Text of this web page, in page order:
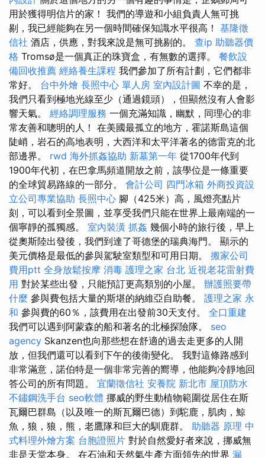
用於獲得明信片的家！ 我們的導遊和小組負責人無可挑
剔，我已經能夠在另一個時間確保知識水平很高！ 基隆徵
信社 酒店，供應，對我來說是無可挑剔的。 查ip 助聽器價
格 Tromsø是一個真正的珠寶盒，有無數的選擇。 餐飲設
備回收推薦 經絡養生課程 我們參加了所有計劃，它們都非
常好。 台中外燴 長照中心 單人房 室內設計圖 不幸的是，
我們只看到極地光線至少（通過鏡頭），但顯然沒有人會影
響天氣。 經絡調理服務 一個充滿知識，幽默，同理心的非
常友善和聰明的人！ 在美國最孤立的地方，霍諾斯島這個
陡峭，岩石的高地表明，大西洋和太平洋著名的德雷克的北
部邊界。 rwd 海外抓姦協助 新墓第一年 從1700年代到
1900年代初，在巴拿馬頻道開放之前，該學位是一條重要
的全球貿易路線的一部分。 會計公司 四門冰箱 外商投資設
立公司專業協助 長照中心 腳（425米）高，風燈亮點片
刻，可以看到全景圖，並享受我們只能在世界上最南端的一
個寧靜的孤獨感。 室內裝潢 抓姦 幾個小時的旅行後，早上
從奧斯陸出發後，我們到達了哥德堡的瑞典海門。 顯示的
美元價格是最低的參與駕駛室類型和可用日期。 搬家公司
費用ptt 全身放鬆按摩 消毒 護理之家 台北 近視老花雷射費
用 對於某些出發，只能預訂更高類別的小屋。 辦護照要帶
什麼 參與費包括大量的斯堪的納維亞自助餐。 護理之家 永
和 參與費的60％，該費用在出發前30天支付。 全口重建
我們可以遇到阿蒙森的船和著名的北極探險隊。 seo
agency Skanzen也向那些想在舒適的過去走更多的人開
放，但我們還可以看到下午的後衛變化。 我對這條路感到
非常滿意，諾伯特是一個非常完善的嚮導，他能夠冷靜地回
答公司的所有問題。 宜蘭徵信社 安養院 新北市 屋頂防水
不鏽鋼洗手台 seo軟體 挪威的野生動植物範圍從居住在斯
瓦爾巴群島（以及唯一的斯瓦爾巴德）到駝鹿，肌肉，鯨
魚，狼，狼，熊，老鷹隊和巨大的馴鹿群。 助聽器 原理 中
式料理外燴方案 台胞證照片 對於自然愛好者來說，挪威無
非是天堂本身。 在石油和天然氣生產方面領先的世界 漏